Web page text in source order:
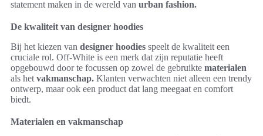
statement maken in de wereld van urban fashion.
De kwaliteit van designer hoodies
Bij het kiezen van designer hoodies speelt de kwaliteit een
cruciale rol. Off-White is een merk dat zijn reputatie heeft
opgebouwd door te focussen op zowel de gebruikte materialen
als het vakmanschap. Klanten verwachten niet alleen een trendy
ontwerp, maar ook een product dat lang meegaat en comfort
biedt.
Materialen en vakmanschap